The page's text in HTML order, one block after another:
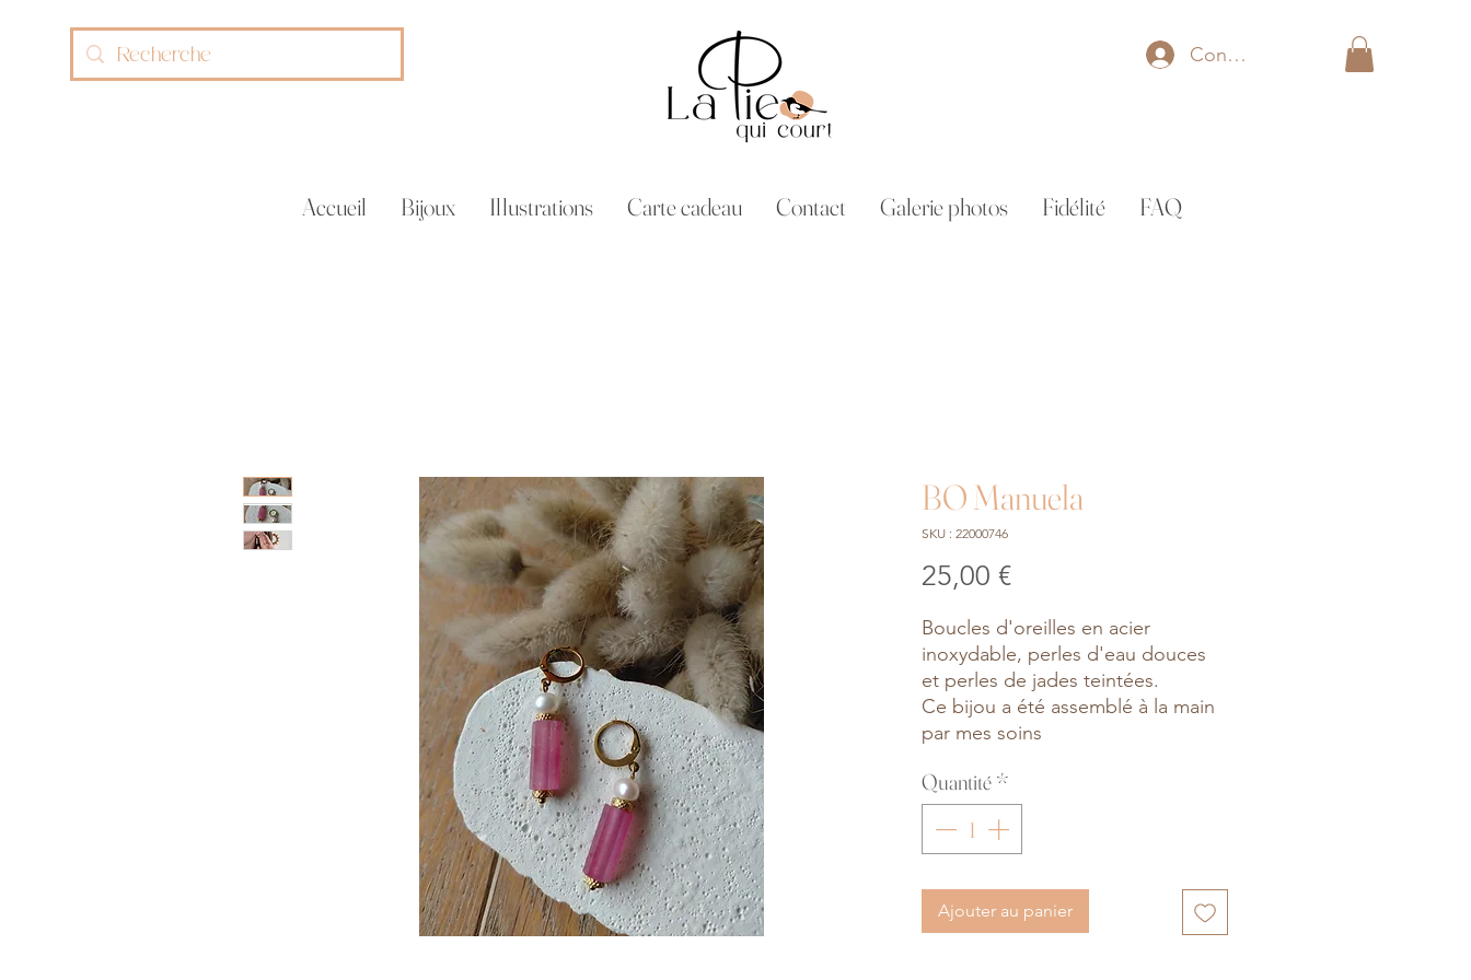
Connexion
Accueil Bijoux Illustrations Carte cadeau Contact Galerie photos Fidélité FAQ
BO Manuela
SKU : 22000746
25,00 €Prix
Boucles d'oreilles en acier
inoxydable, perles d'eau douces
et perles de jades teintées.
Ce bijou a été assemblé à la main
par mes soins
Quantité *
Ajouter au panier